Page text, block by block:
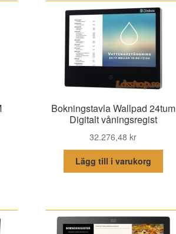
Bokningstavla Wallpad 24tum
Digitalt våningsregist
32.276,48kr
Lägg till i varukorg